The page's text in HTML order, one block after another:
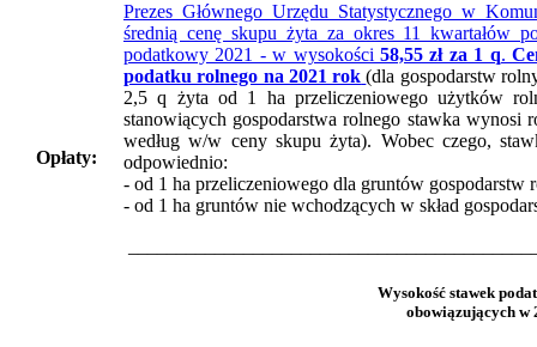
Opłaty:
Prezes Głównego Urzędu Statystycznego w
średnią cenę skupu żyta za okres 11 kwartałów
podatkowy 2021 - w wysokości 58,55 zł za 1 q.
podatku rolnego na 2021 rok (dla gospodarstw
2,5 q żyta od 1 ha przeliczeniowego użytków
stanowiących gospodarstwa rolnego stawka wynosi
według w/w ceny skupu żyta). Wobec czego,
odpowiednio:
- od 1 ha przeliczeniowego dla gruntów gospodarstw
- od 1 ha gruntów nie wchodzących w skład
Wysokość stawek
obowiązujących w